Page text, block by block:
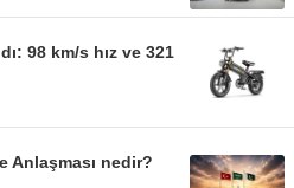
98 km/s hız ve 321
Anlaşması nedir?